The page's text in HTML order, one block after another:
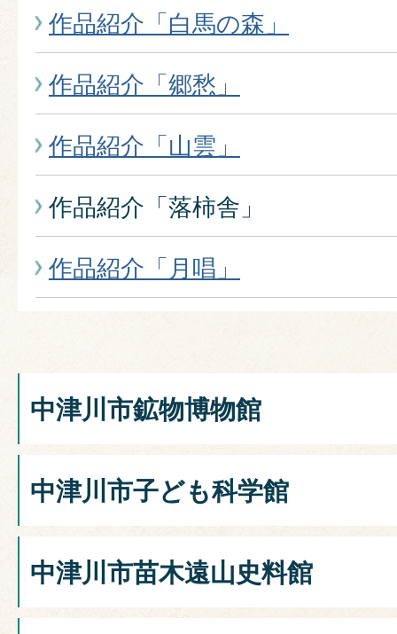
作品紹介「白馬の森」
作品紹介「郷愁」
作品紹介「山雲」
作品紹介「落柿舎」
作品紹介「月唱」
中津川市鉱物博物館
中津川市子ども科学館
中津川市苗木遠山史料館